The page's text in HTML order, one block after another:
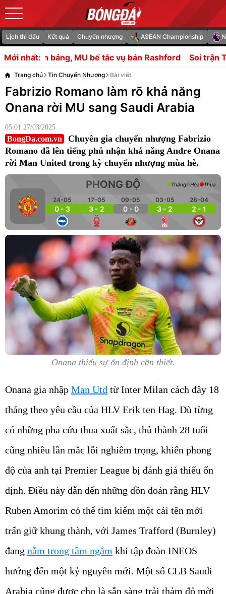
Lịch thi đấu Kết quả Chuyển nhượng ASEAN Championship
Mới nhất:
bế tắc vụ bán Rashford Soi trận Thái Lan vs
Trang chủ Tin Chuyển Nhượng Bài viết
Fabrizio Romano làm rõ khả năng
Onana rời MU sang Saudi Arabia
05:01 27/03/2025
BongDa.com.vn
Chuyên gia chuyển nhượng Fabrizio
Romano đã lên tiếng phủ nhận khả năng Andre Onana
rời Man United trong kỳ chuyển nhượng mùa hè.
PHONG ĐỘ
24-05
0 - 3
17-05
3 - 2
09-05
0 - 0
03-05
3 - 2
28-04
2 - 1
Thắng Hòa Thua
Onana thiếu sự ổn định cần thiết.
Onana gia nhập Man Utd từ Inter Milan cách đây 18
tháng theo yêu cầu của HLV Erik ten Hag. Dù từng
có những pha cứu thua xuất sắc, thủ thành 28 tuổi
cũng nhiều lần mắc lỗi nghiêm trọng, khiến phong
độ của anh tại Premier League bị đánh giá thiếu ổn
định. Điều này dẫn đến những đồn đoán rằng HLV
Ruben Amorim có thể tìm kiếm một cái tên mới
trấn giữ khung thành, với James Trafford (Burnley)
đang nằm trong tầm ngắm khi tập đoàn INEOS
hướng đến một kỷ nguyên mới. Một số CLB Saudi
Arabia cũng được cho là sẵn sàng trải thảm đỏ mời